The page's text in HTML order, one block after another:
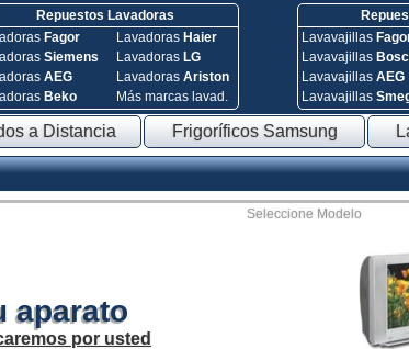
Repuestos Lavadoras
Fagor
Siemens
AEG
Beko
Lavadoras Haier
Lavadoras LG
Lavadoras Ariston
Más marcas lavad.
Lavavajillas
Lavavajillas
Lavavajillas AEG
Lavavajillas
a Distancia Frigoríficos Samsung
Seleccione Modelo
aparato
por usted